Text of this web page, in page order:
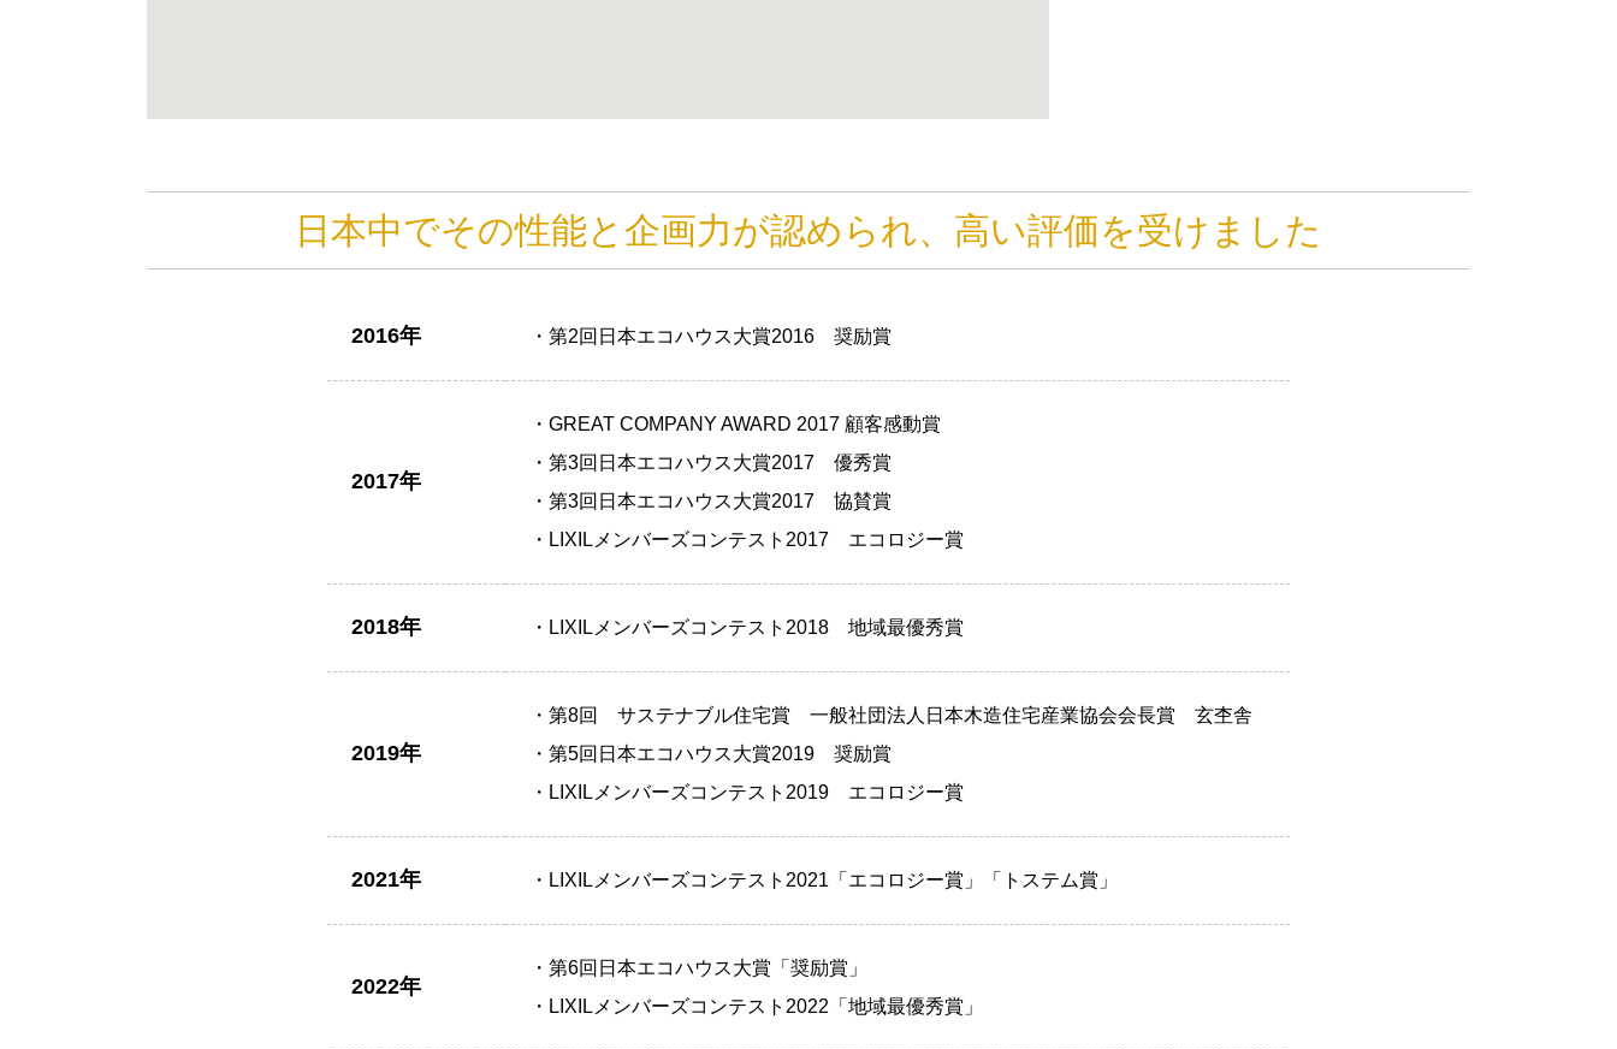
日本中でその性能と企画力が認められ、高い評価を受けました
2016年 ・第2回日本エコハウス大賞2016 奨励賞
2017年
・GREAT COMPANY AWARD 2017 顧客感動賞
・第3回日本エコハウス大賞2017 優秀賞
・第3回日本エコハウス大賞2017 協賛賞
・LIXILメンバーズコンテスト2017 エコロジー賞
2018年 ・LIXILメンバーズコンテスト2018 地域最優秀賞
2019年
・第8回 サステナブル住宅賞 一般社団法人日本木造住宅産業協会会長賞 玄杢舎
・第5回日本エコハウス大賞2019 奨励賞
・LIXILメンバーズコンテスト2019 エコロジー賞
2021年 ・LIXILメンバーズコンテスト2021「エコロジー賞」「トステム賞」
2022年
・第6回日本エコハウス大賞「奨励賞」
・LIXILメンバーズコンテスト2022「地域最優秀賞」